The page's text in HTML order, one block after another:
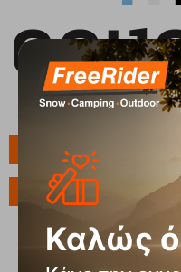
Πληροφορίες
Ερώτηση για το προϊόν
Καλώς